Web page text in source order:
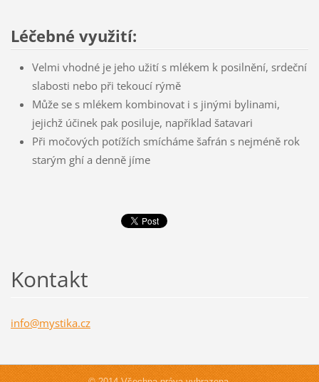
Léčebné využití:
Velmi vhodné je jeho užití s mlékem k posilnění, srdeční
slabosti nebo při tekoucí rýmě
Může se s mlékem kombinovat i s jinými bylinami,
jejichž účinek pak posiluje, například šatavari
Při močových potížích smícháme šafrán s nejméně rok
starým ghí a denně jíme
Kontakt
info@mystika.cz